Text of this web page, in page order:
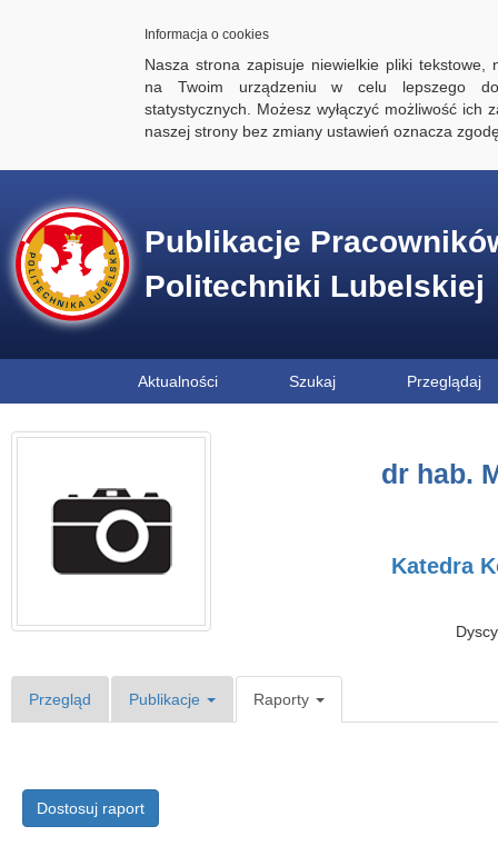
Informacja o cookies
Nasza strona zapisuje niewielkie pliki tekstowe,
na Twoim urządzeniu w celu lepszego
statystycznych. Możesz wyłączyć możliwość ich
naszej strony bez zmiany ustawień oznacza
Publikacje
Politechniki Lubelskiej
Aktualności Szukaj Przeglądaj
dr hab.
Katedra
Przegląd Publikacje Raporty
Dostosuj raport